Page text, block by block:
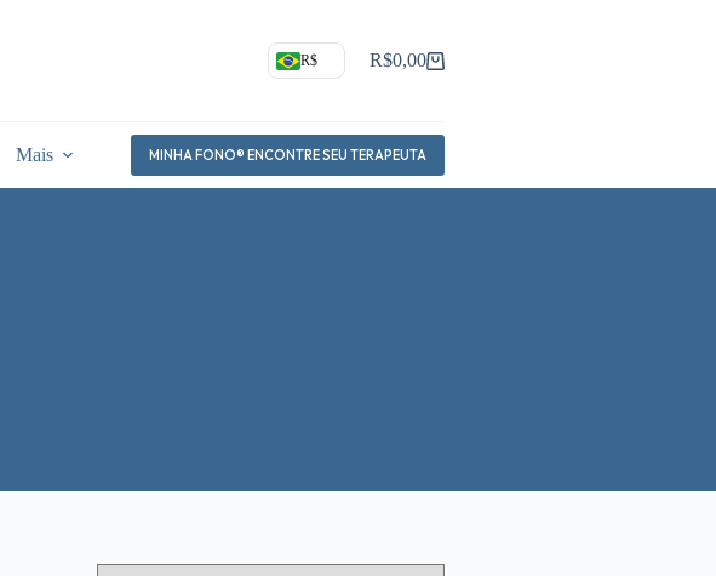
R$ Carrinho
R$0,00
Mais MINHA FONO® ENCONTRE SEU TERAPEUTA